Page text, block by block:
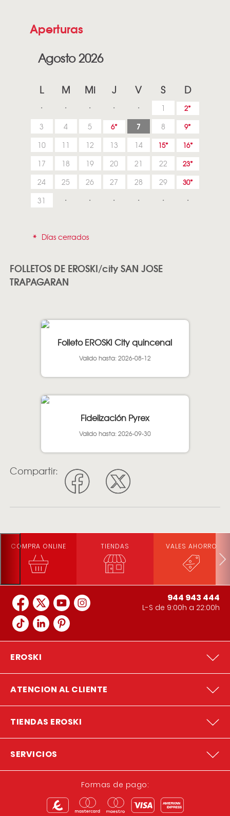
Aperturas
Agosto 2026
L M Mi J V S D
1 2
3 4 5 6 7 8 9
10 11 12 13 14 15 16
17 18 19 20 21 22 23
24 25 26 27 28 29 30
31
* Días cerrados
FOLLETOS DE EROSKI/city SAN JOSE
TRAPAGARAN
Folleto EROSKI City quincenal
Valido hasta: 2026-08-12
Fidelización Pyrex
Valido hasta: 2026-09-30
Compartir:
COMPRA ONLINE TIENDAS VALES AHORRO
944 943 444
L-S de 9:00h a 22:00h
EROSKI
ATENCION AL CLIENTE
TIENDAS EROSKI
SERVICIOS
Formas de pago: